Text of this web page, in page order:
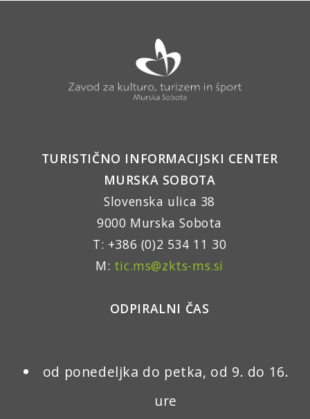
TURISTIČNO INFORMACIJSKI CENTER
MURSKA SOBOTA
Slovenska ulica 38
9000 Murska Sobota
T: +386 (0)2 534 11 30
M: tic.ms@zkts-ms.si
ODPIRALNI ČAS
od ponedeljka do petka, od 9. do 16.
ure